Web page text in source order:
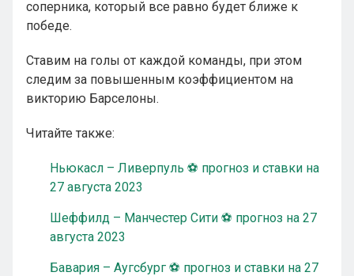
соперника, который все равно будет ближе к
победе.
Ставим на голы от каждой команды, при этом
следим за повышенным коэффициентом на
викторию Барселоны.
Читайте также:
Ньюкасл – Ливерпуль ⚽ прогноз и ставки на
27 августа 2023
Шеффилд – Манчестер Сити ⚽ прогноз на 27
августа 2023
Бавария – Аугсбург ⚽ прогноз и ставки на 27